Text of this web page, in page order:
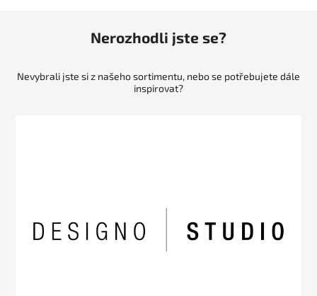
Nerozhodli jste se?
Nevybrali jste si z našeho sortimentu, nebo se potřebujete dále
inspirovat?